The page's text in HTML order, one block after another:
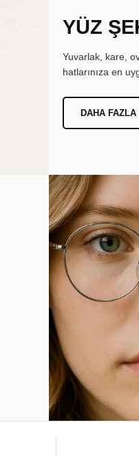
YÜZ
Yuvarlak, kare,
hatlarınıza en
DAHA FAZLA